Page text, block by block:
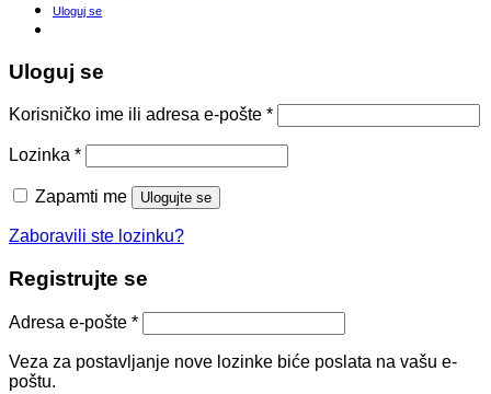
Uloguj se
Uloguj se
Korisničko ime ili adresa e-pošte *
Lozinka *
Zapamti me Ulogujte se
Zaboravili ste lozinku?
Registrujte se
Adresa e-pošte *
Veza za postavljanje nove lozinke biće poslata na vašu e-
poštu.